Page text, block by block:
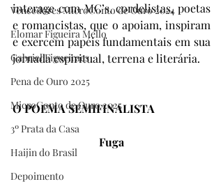
Vencedores MicroConto de Ouro 2024
Elomar Figueira Mello
Gabriel Figueiraes
Pena de Ouro 2025
MicroConto de Ouro 2025
3º Prata da Casa
Haijin do Brasil
Depoimento
interage com MC’s, cordelistas, poetas
e romancistas, que o apoiam, inspiram
e exercem papéis fundamentais em sua
jornada espiritual, terrena e literária.
O POEMA SEMIFINALISTA
Fuga